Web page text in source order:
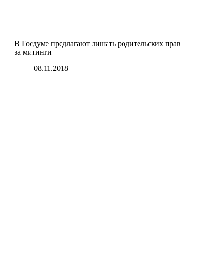
В Госдуме предлагают лишать родительских прав
за митинги
08.11.2018